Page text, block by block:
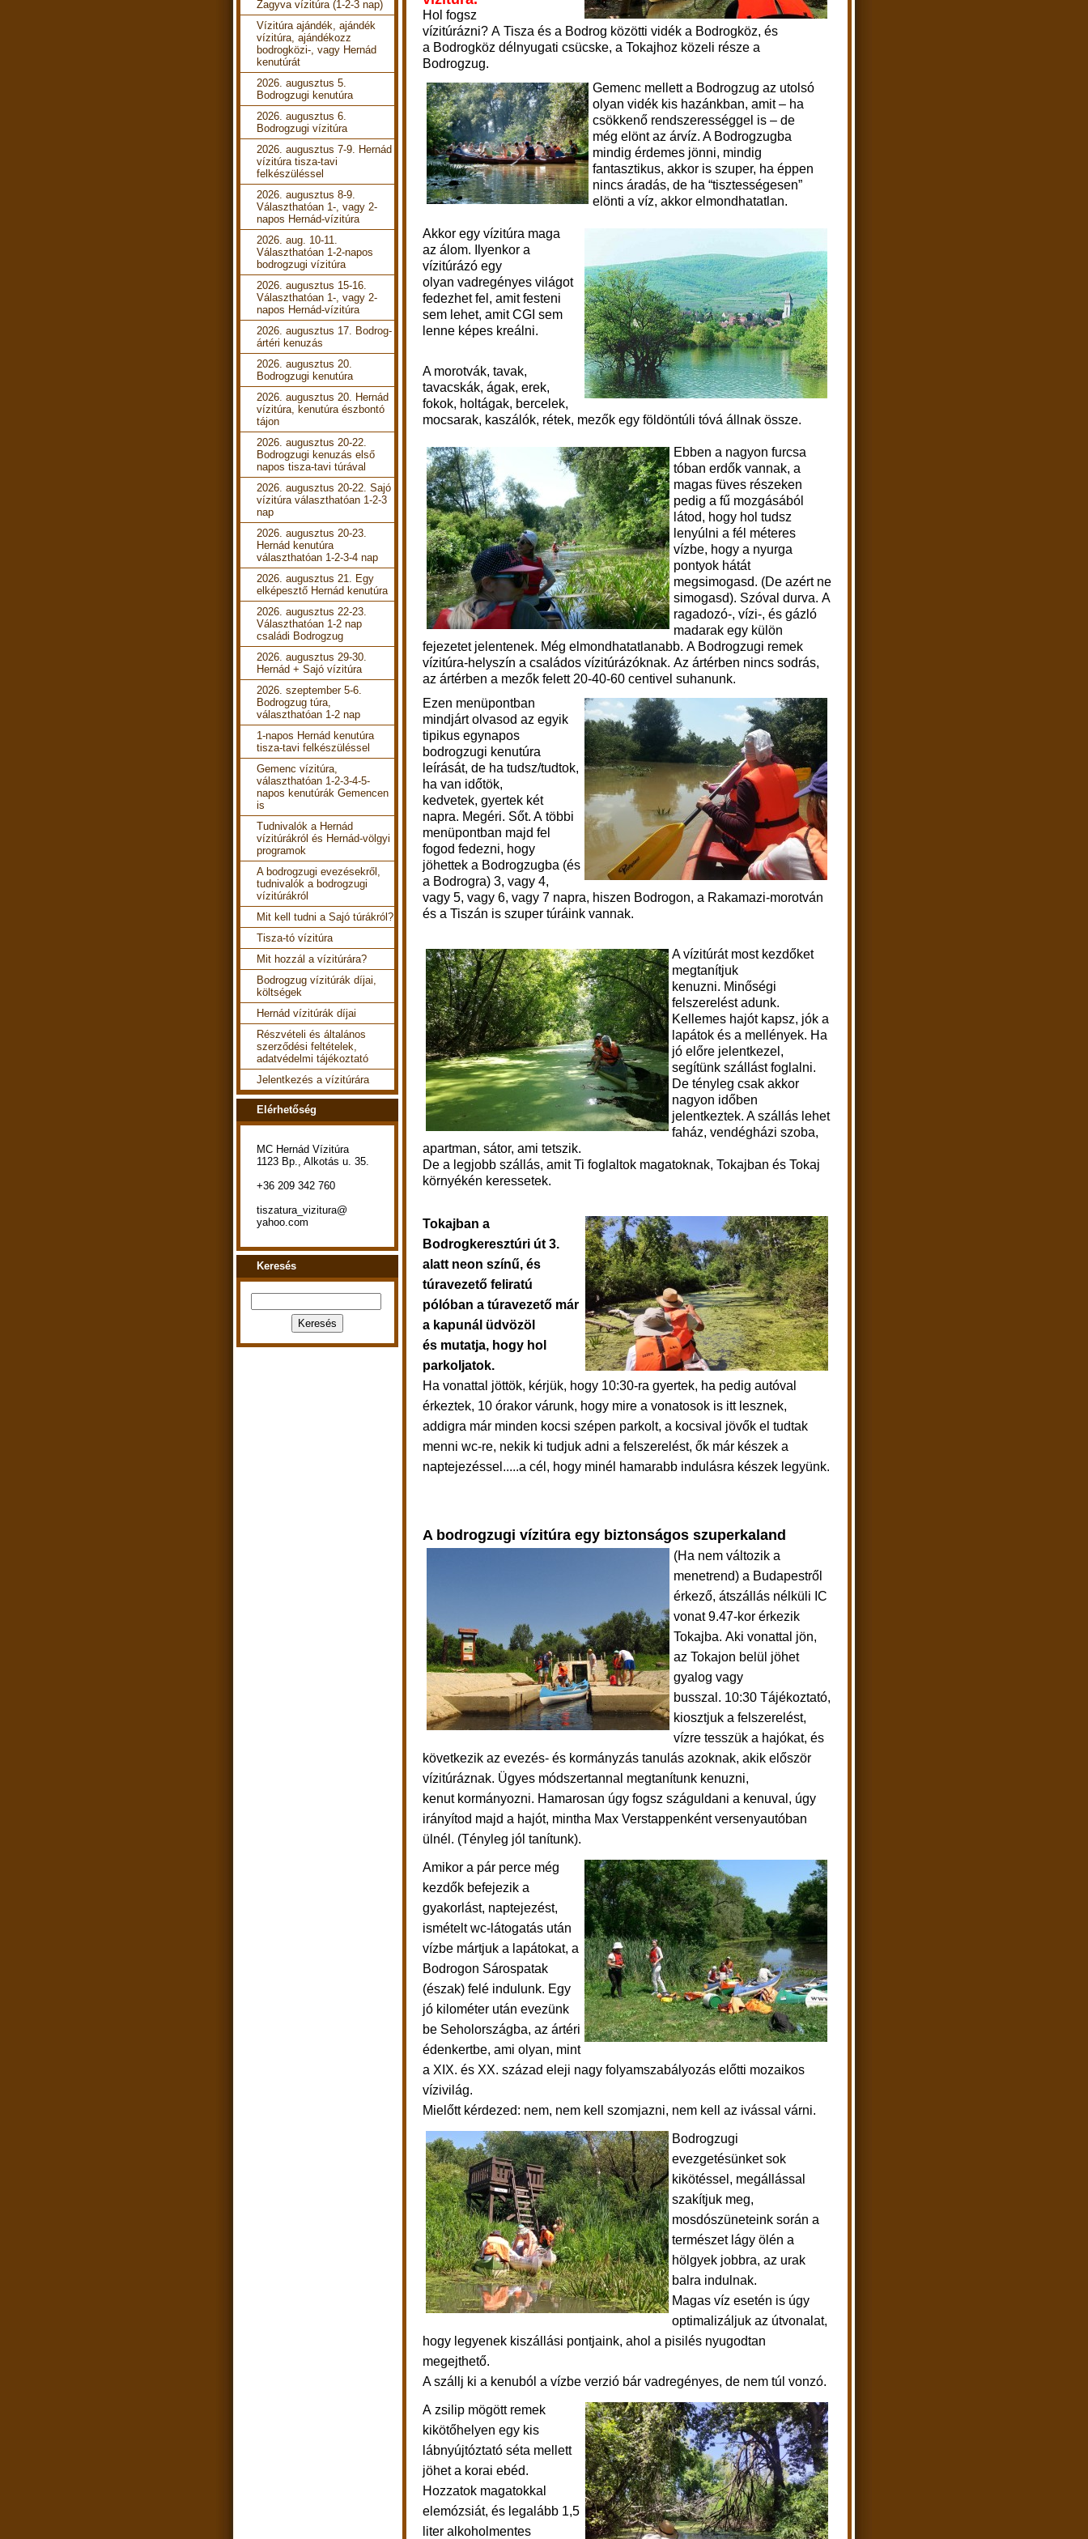
Hol fogsz
vízitúrázni? A Tisza és a Bodrog közötti vidék a Bodrogköz, és
a Bodrogköz délnyugati csücske, a Tokajhoz közeli része a
Bodrogzug.
Gemenc mellett a Bodrogzug az utolsó
olyan vidék kis hazánkban, amit – ha
csökkenő rendszerességgel is – de
még elönt az árvíz. A Bodrogzugba
mindig érdemes jönni, mindig
fantasztikus, akkor is szuper, ha éppen
nincs áradás, de ha “tisztességesen”
elönti a víz, akkor elmondhatatlan.
Akkor egy vízitúra maga
az álom. Ilyenkor a
vízitúrázó egy
olyan vadregényes világot
fedezhet fel, amit festeni
sem lehet, amit CGI sem
lenne képes kreálni.
A morotvák, tavak,
tavacskák, ágak, erek,
fokok, holtágak, bercelek,
mocsarak, kaszálók, rétek, mezők egy földöntúli tóvá állnak össze.
Ebben a nagyon furcsa
tóban erdők vannak, a
magas füves részeken
pedig a fű mozgásából
látod, hogy hol tudsz
lenyúlni a fél méteres
vízbe, hogy a nyurga
pontyok hátát
megsimogasd. (De azért ne
simogasd). Szóval durva. A
ragadozó-, vízi-, és gázló
madarak egy külön
fejezetet jelentenek. Még elmondhatatlanabb. A Bodrogzugi remek
vízitúra-helyszín a családos vízitúrázóknak. Az ártérben nincs sodrás,
az ártérben a mezők felett 20-40-60 centivel suhanunk.
Ezen menüpontban
mindjárt olvasod az egyik
tipikus egynapos
bodrogzugi kenutúra
leírását, de ha tudsz/tudtok,
ha van időtök,
kedvetek, gyertek két
napra. Megéri. Sőt. A többi
menüpontban majd fel
fogod fedezni, hogy
jöhettek a Bodrogzugba (és
a Bodrogra) 3, vagy 4,
vagy 5, vagy 6, vagy 7 napra, hiszen Bodrogon, a Rakamazi-morotván
és a Tiszán is szuper túráink vannak.
A vízitúrát most kezdőket
megtanítjuk
kenuzni. Minőségi
felszerelést adunk.
Kellemes hajót kapsz, jók a
lapátok és a mellények. Ha
jó előre jelentkezel,
segítünk szállást foglalni.
De tényleg csak akkor
nagyon időben
jelentkeztek. A szállás lehet
faház, vendégházi szoba,
apartman, sátor, ami tetszik.
De a legjobb szállás, amit Ti foglaltok magatoknak, Tokajban és Tokaj
környékén keressetek.
Tokajban a
Bodrogkeresztúri út 3.
alatt neon színű, és
túravezető feliratú
pólóban a túravezető már
a kapunál üdvözöl
és mutatja, hogy hol
parkoljatok.
Ha vonattal jöttök, kérjük, hogy 10:30-ra gyertek, ha pedig autóval
érkeztek, 10 órakor várunk, hogy mire a vonatosok is itt lesznek,
addigra már minden kocsi szépen parkolt, a kocsival jövők el tudtak
menni wc-re, nekik ki tudjuk adni a felszerelést, ők már készek a
naptejezéssel.....a cél, hogy minél hamarabb indulásra készek legyünk.
A bodrogzugi vízitúra egy biztonságos szuperkaland
(Ha nem változik a
menetrend) a Budapestről
érkező, átszállás nélküli IC
vonat 9.47-kor érkezik
Tokajba. Aki vonattal jön,
az Tokajon belül jöhet
gyalog vagy
busszal. 10:30 Tájékoztató,
kiosztjuk a felszerelést,
vízre tesszük a hajókat, és
következik az evezés- és kormányzás tanulás azoknak, akik először
vízitúráznak. Ügyes módszertannal megtanítunk kenuzni,
kenut kormányozni. Hamarosan úgy fogsz száguldani a kenuval, úgy
irányítod majd a hajót, mintha Max Verstappenként versenyautóban
ülnél. (Tényleg jól tanítunk).
Amikor a pár perce még
kezdők befejezik a
gyakorlást, naptejezést,
ismételt wc-látogatás után
vízbe mártjuk a lapátokat, a
Bodrogon Sárospatak
(észak) felé indulunk. Egy
jó kilométer után evezünk
be Seholországba, az ártéri
édenkertbe, ami olyan, mint
a XIX. és XX. század eleji nagy folyamszabályozás előtti mozaikos
vízivilág.
Mielőtt kérdezed: nem, nem kell szomjazni, nem kell az ivással várni.
Bodrogzugi
evezgetésünket sok
kikötéssel, megállással
szakítjuk meg,
mosdószüneteink során a
természet lágy ölén a
hölgyek jobbra, az urak
balra indulnak.
Magas víz esetén is úgy
optimalizáljuk az útvonalat,
hogy legyenek kiszállási pontjaink, ahol a pisilés nyugodtan
megejthető.
A szállj ki a kenuból a vízbe verzió bár vadregényes, de nem túl vonzó.
A zsilip mögött remek
kikötőhelyen egy kis
lábnyújtóztató séta mellett
jöhet a korai ebéd.
Hozzatok magatokkal
elemózsiát, és legalább 1,5
liter alkoholmentes
Zagyva vízitúra (1-2-3 nap)
Vízitúra ajándék, ajándék
vízitúra, ajándékozz
bodrogközi-, vagy Hernád
kenutúrát
2026. augusztus 5.
Bodrogzugi kenutúra
2026. augusztus 6.
Bodrogzugi vízitúra
2026. augusztus 7-9. Hernád
vízitúra tisza-tavi
felkészüléssel
2026. augusztus 8-9.
Választhatóan 1-, vagy 2-
napos Hernád-vízitúra
2026. aug. 10-11.
Választhatóan 1-2-napos
bodrogzugi vízitúra
2026. augusztus 15-16.
Választhatóan 1-, vagy 2-
napos Hernád-vízitúra
2026. augusztus 17. Bodrog-
ártéri kenuzás
2026. augusztus 20.
Bodrogzugi kenutúra
2026. augusztus 20. Hernád
vízitúra, kenutúra észbontó
tájon
2026. augusztus 20-22.
Bodrogzugi kenuzás első
napos tisza-tavi túrával
2026. augusztus 20-22. Sajó
vízitúra választhatóan 1-2-3
nap
2026. augusztus 20-23.
Hernád kenutúra
választhatóan 1-2-3-4 nap
2026. augusztus 21. Egy
elképesztő Hernád kenutúra
2026. augusztus 22-23.
Választhatóan 1-2 nap
családi Bodrogzug
2026. augusztus 29-30.
Hernád + Sajó vízitúra
2026. szeptember 5-6.
Bodrogzug túra,
választhatóan 1-2 nap
1-napos Hernád kenutúra
tisza-tavi felkészüléssel
Gemenc vízitúra,
választhatóan 1-2-3-4-5-
napos kenutúrák Gemencen
is
Tudnivalók a Hernád
vízitúrákról és Hernád-völgyi
programok
A bodrogzugi evezésekről,
tudnivalók a bodrogzugi
vízitúrákról
Mit kell tudni a Sajó túrákról?
Tisza-tó vízitúra
Mit hozzál a vízitúrára?
Bodrogzug vízitúrák díjai,
költségek
Hernád vízitúrák díjai
Részvételi és általános
szerződési feltételek,
adatvédelmi tájékoztató
Jelentkezés a vízitúrára
Elérhetőség
MC Hernád Vízitúra
1123 Bp., Alkotás u. 35.
+36 209 342 760
tiszatura_vizitura@
yahoo.com
Keresés